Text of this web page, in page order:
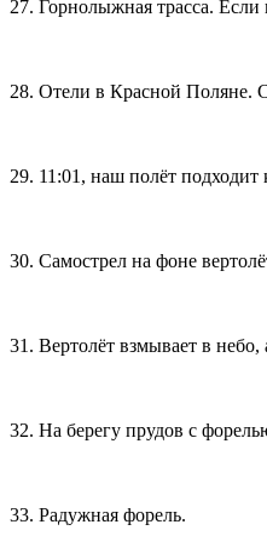
27. Горнолыжная трасса.
28. Отели в Красной Поляне.
29. 11:01, наш полёт подходит
30. Самострел на фоне
31. Вертолёт взмывает в небо,
32. На берегу прудов с
33. Радужная форель.